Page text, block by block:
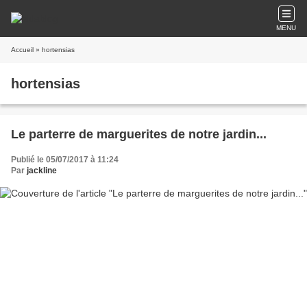
MENU
Accueil » hortensias
hortensias
Le parterre de marguerites de notre jardin...
Publié le 05/07/2017 à 11:24
Par jackline